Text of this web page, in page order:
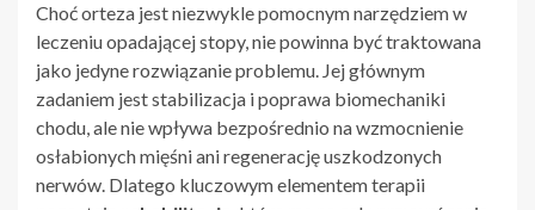
Choć orteza jest niezwykle pomocnym narzędziem w
leczeniu opadającej stopy, nie powinna być traktowana
jako jedyne rozwiązanie problemu. Jej głównym
zadaniem jest stabilizacja i poprawa biomechaniki
chodu, ale nie wpływa bezpośrednio na wzmocnienie
osłabionych mięśni ani regenerację uszkodzonych
nerwów. Dlatego kluczowym elementem terapii